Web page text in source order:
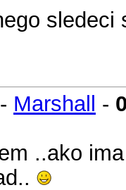
Marshall -
..ako